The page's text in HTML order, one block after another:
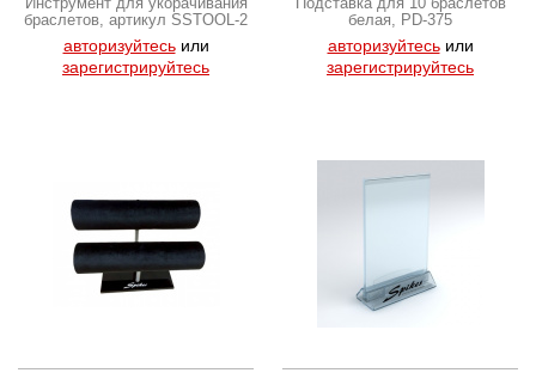
браслетов, артикул SSTOOL-2
авторизуйтесьили
зарегистрируйтесь
белая, PD-375
авторизуйтесьили
зарегистрируйтесь